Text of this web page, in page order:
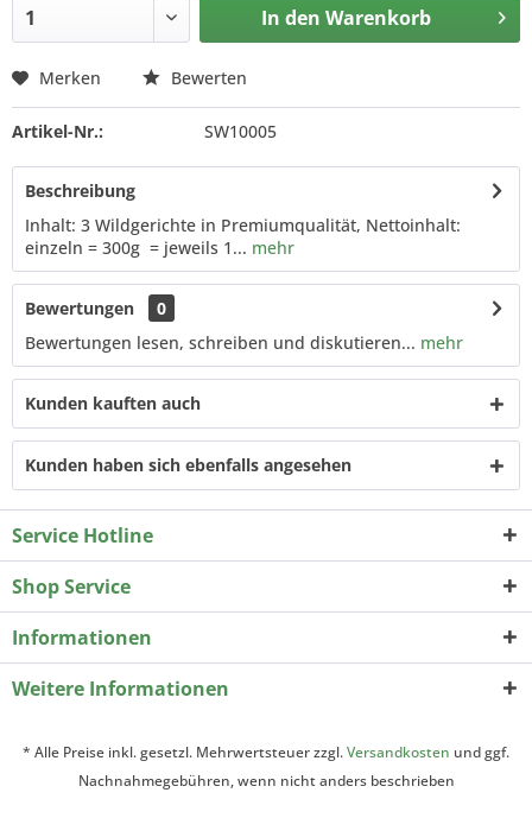
In den Warenkorb
Merken Bewerten
Artikel-Nr.: SW10005
Beschreibung
Inhalt: 3 Wildgerichte in Premiumqualität, Nettoinhalt:
einzeln = 300g = jeweils 1... mehr
Bewertungen
0
Bewertungen lesen, schreiben und diskutieren... mehr
Kunden kauften auch
Kunden haben sich ebenfalls angesehen
Service Hotline
Shop Service
Informationen
Weitere Informationen
* Alle Preise inkl. gesetzl. Mehrwertsteuer zzgl.Versandkosten und ggf.
Nachnahmegebühren, wenn nicht anders beschrieben